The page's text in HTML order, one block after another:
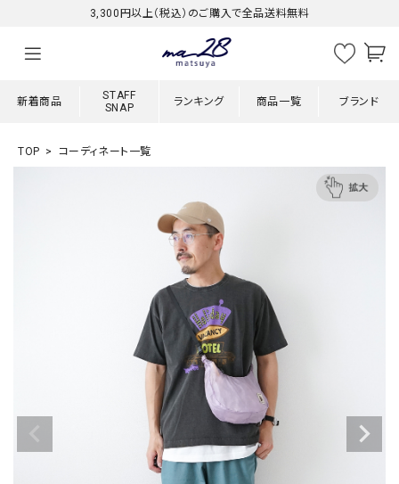
3,300円以上（税込）のご購入で全品送料無料
新着商品
STAFF
SNAP
ランキング 商品一覧 ブランド
TOP コーディネート一覧